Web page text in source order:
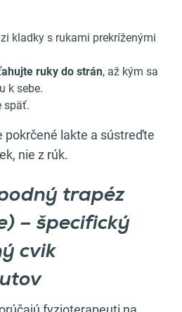
kladky s rukami prekríženými
ruky do strán, až kým sa
k sebe.
späť.
pokrčené lakte a sústreďte
nie z rúk.
trapéz
– špecifický
cvik